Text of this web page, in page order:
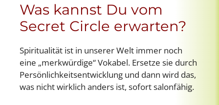
Was kannst Du vom
Secret Circle erwarten?
Spiritualität ist in unserer Welt immer noch
eine „merkwürdige“ Vokabel. Ersetze sie durch
Persönlichkeitsentwicklung und dann wird das,
was nicht wirklich anders ist, sofort salonfähig.